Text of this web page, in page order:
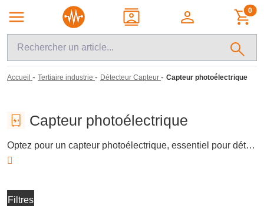
0
Accueil - Tertiaire industrie - Détecteur Capteur - Capteur photoélectrique
Capteur photoélectrique
Optez pour un capteur photoélectrique, essentiel pour détecter la présence, l'absence ou la distance d'objets grâce à la lumière. Ces dispositifs, utilisés dans l'industrie et le tertiaire, fonctionnent en émettant un faisceau lumineux et analysent la lumière réfléchie ou interrompue. Ils se déclinent en plusieurs types adaptés à divers environnements et applications spécifiques.
Filtres